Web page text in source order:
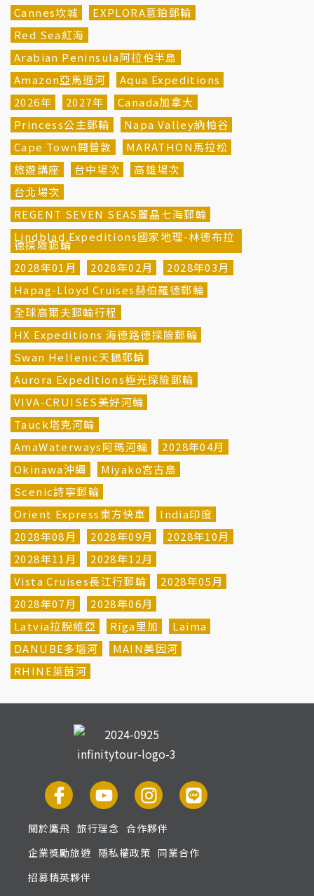
Cannes坎城
EXPLORA意鉑郵輪
Red Sea紅海
Arabian Peninsula阿拉伯半島
Amazon亞馬遜河
Aqua Expeditions
2026年
2027年
Canada加拿大
Princess公主郵輪
Napa Valley納帕谷
Cape Town開普敦
MARATHON馬拉松
旅遊講座
台中場次
高雄場次
台北場次
REGENT SEVEN SEAS麗晶七海郵輪
Lindblad Expeditions國家地理-林德布拉
德探險郵輪
2028年01月
2028年02月
2028年03月
Hapag-Lloyd Cruises赫伯羅德郵輪
全球高爾夫郵輪行程
HX Expeditions 海德路德探險郵輪
Swan Hellenic天鵝郵輪
Aurora Expeditions極光探險郵輪
VIVA-CRUISES美好河輪
Tauck塔克河輪
AmaWaterways阿瑪河輪
2028年04月
Okinawa沖繩
Miyako宮古島
Scenic詩寧郵輪
Orient Express東方快車
India印度
2028年08月
2028年09月
2028年10月
2028年11月
2028年12月
Vista Cruises長江行郵輪
2028年05月
2028年07月
2028年06月
Latvia拉脫維亞
Rīga里加
Laima
DANUBE多瑙河
MAIN美因河
RHINE萊茵河
關於鷹飛 旅行理念 合作夥伴
企業獎勵旅遊 隱私權政策 同業合作
招募精英夥伴